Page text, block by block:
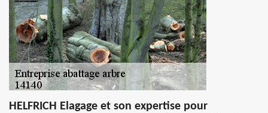
HELFRICH Elagage et son expertise pour